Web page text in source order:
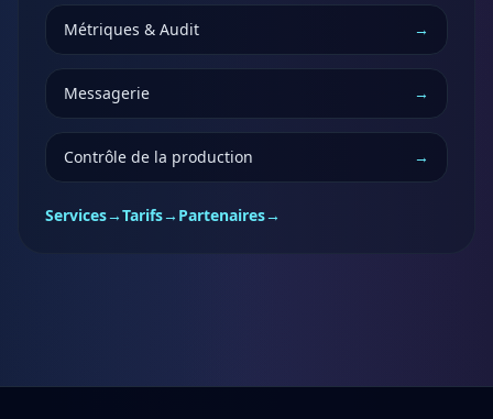
Métriques & Audit →
Messagerie →
Contrôle de la production →
Services→Tarifs→ Partenaires→